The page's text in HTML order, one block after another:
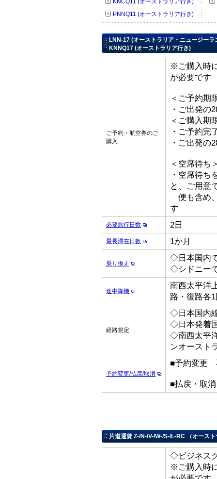
KNCQ11 (オーストラリア行き)
PNNQ11 (オーストラリア行き)
LNN-17 (オーストラリア・ニュージー
KNNQ17 (オーストラリア行き)
ご予約・航空券のご
購入
※ご購入時
が必要です
＜ご予約期
・ご出発の
＜ご購入期
・ご予約完
・ご出発の
＜空席待ち
・空席待ち
と、ご用意
便も含め
す
必要旅行日数 2日
最長滞在日数 1か月
乗り換え
◇日本国内
◇シドニー
途中降機
南西太平洋
路・復路各
経路規定
◇日本国内
◇日本発着
◇南西太平
ンオースト
予約変更/払戻/取消
■予約変更
■払戻・取
片道運賃 Z-/N-/V-/W-/S-/L-RC （オース
◇ビジネス
※ご購入時